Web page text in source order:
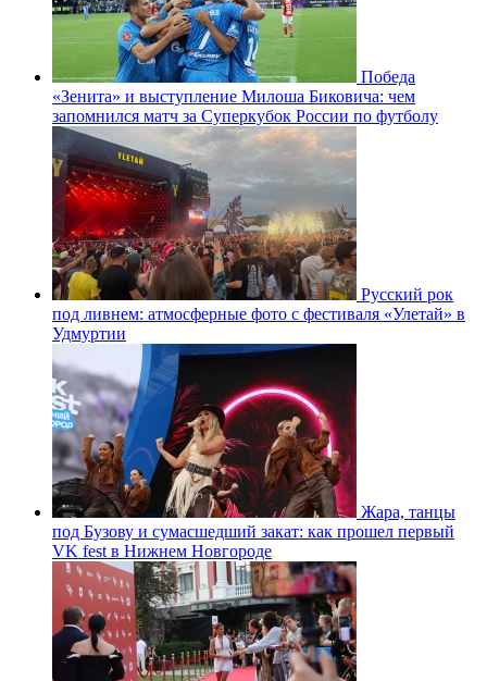
Победа
«Зенита» и выступление Милоша Биковича: чем
запомнился матч за Суперкубок России по футболу
Русский рок
под ливнем: атмосферные фото с фестиваля «Улетай» в
Удмуртии
Жара, танцы
под Бузову и сумасшедший закат: как прошел первый
VK fest в Нижнем Новгороде